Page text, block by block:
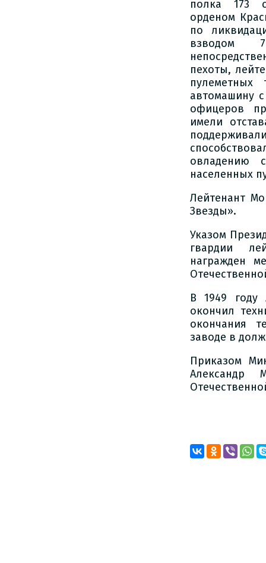
полка 173
орденом
по
взводом
пехоты,
пулеметных
автомашину
офицеров
имели
овладению
населенных
Лейтенант
Звезды».
Указом
гвардии
награжден
В 1949 году
окончил
окончания
заводе в
Приказом
Александр